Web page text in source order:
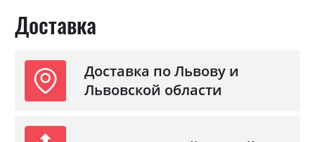
Доставка
Доставка по Львову и
Львовской области